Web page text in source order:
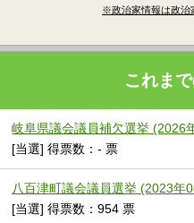
※政治家情報は政治
これま
岐阜県議会議員補欠選挙 (2026
[当選] 得票数：- 票
八百津町議会議員選挙 (2023年
[当選] 得票数：954 票